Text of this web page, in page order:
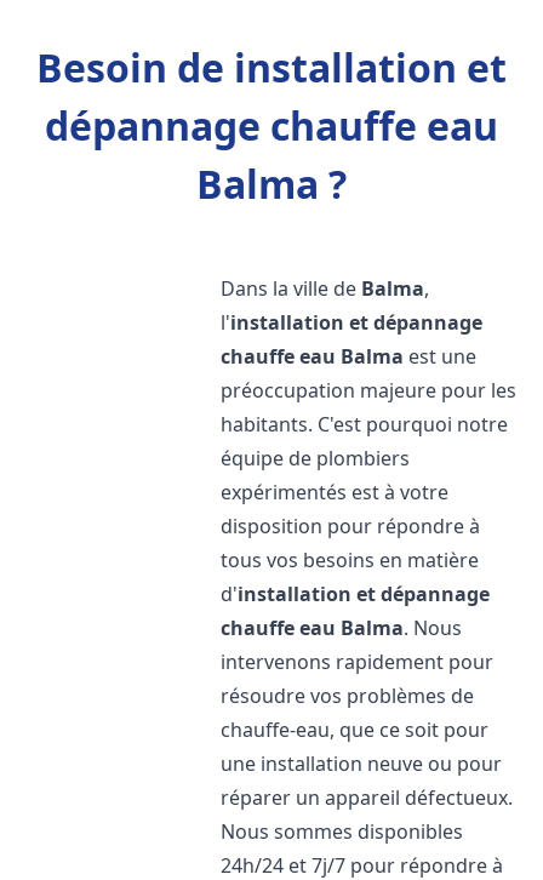
Besoin de installation et
dépannage chauffe eau
Balma ?
Dans la ville de Balma,
l'installation et dépannage
chauffe eau Balma est une
préoccupation majeure pour les
habitants. C'est pourquoi notre
équipe de plombiers
expérimentés est à votre
disposition pour répondre à
tous vos besoins en matière
d'installation et dépannage
chauffe eau Balma. Nous
intervenons rapidement pour
résoudre vos problèmes de
chauffe-eau, que ce soit pour
une installation neuve ou pour
réparer un appareil défectueux.
Nous sommes disponibles
24h/24 et 7j/7 pour répondre à